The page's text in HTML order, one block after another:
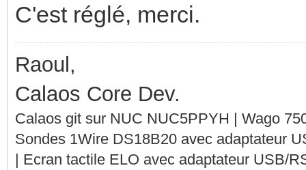
C'est réglé, merci.
Raoul,
Calaos Core Dev.
Calaos git sur NUC NUC5PPYH | Wago
Sondes 1Wire DS18B20 avec adaptateur
| Ecran tactile ELO avec adaptateur USB/